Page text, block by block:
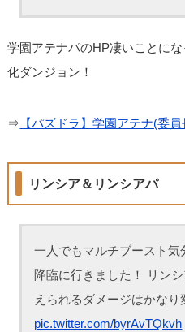
学園アテナパのHP凄いことに
化ダンジョン！
⇒ 【パズドラ】学園アテナ(委
リンシア＆リンシアパ
一人でもマルチブースト気
降臨に行きました！ リン
えられるダメージはかなり
pic.twitter.com/byrAvTQkvh